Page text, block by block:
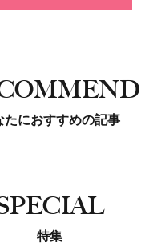
たにおすすめの記事
特集